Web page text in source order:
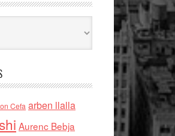
Cefa arben llalla
Aurenc Bebja